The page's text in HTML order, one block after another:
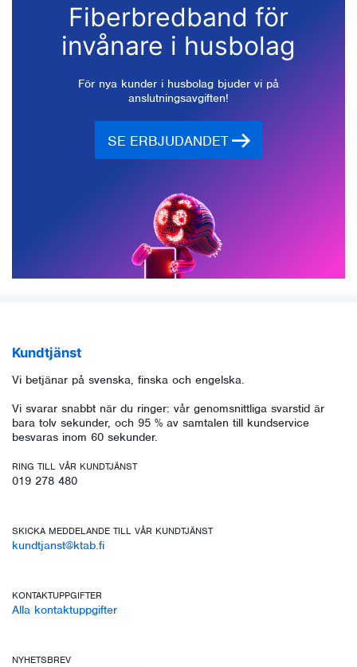
Fiberbredband för
invånare i husbolag
För nya kunder i husbolag bjuder vi på
anslutningsavgiften!
SE ERBJUDANDET
Kundtjänst
Vi betjänar på svenska, finska och engelska.
Vi svarar snabbt när du ringer: vår genomsnittliga svarstid är
bara tolv sekunder, och 95 % av samtalen till kundservice
besvaras inom 60 sekunder.
RING TILL VÅR KUNDTJÄNST
019 278 480
SKICKA MEDDELANDE TILL VÅR KUNDTJÄNST
kundtjanst@ktab.fi
KONTAKTUPPGIFTER
Alla kontaktuppgifter
NYHETSBREV